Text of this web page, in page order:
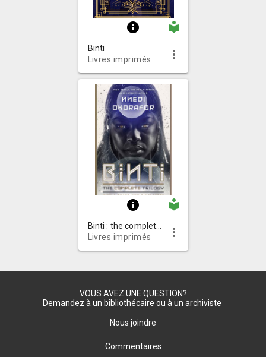
info local_library
Binti
Livres imprimés
more_vert
info local_library
Livres imprimés
more_vert
VOUS AVEZ UNE QUESTION?
Demandez à un bibliothécaire ou à un archiviste
Nous joindre
Commentaires